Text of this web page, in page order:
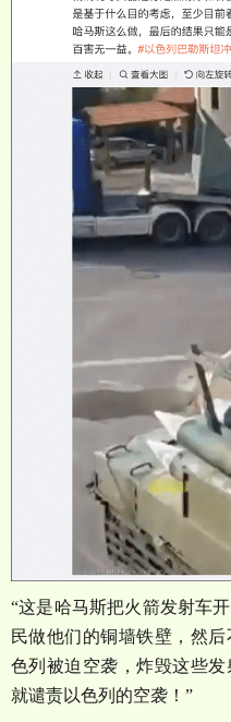
“这是哈马斯把火箭发射车
民做他们的铜墙铁壁，然
色列被迫空袭，炸毁这些
就谴责以色列的空袭！ ”